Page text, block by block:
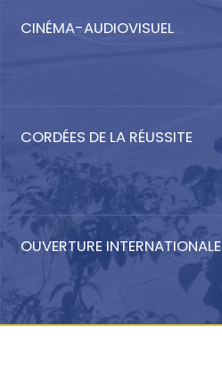
CINÉMA-AUDIOVISUEL
CORDÉES DE LA RÉUSSITE
OUVERTURE INTERNATIONALE